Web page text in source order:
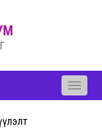
Toggle